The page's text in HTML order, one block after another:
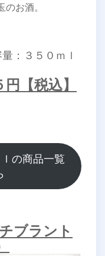
お酒。
：３５０ｍｌ
【税込】
の商品一覧
ブラント